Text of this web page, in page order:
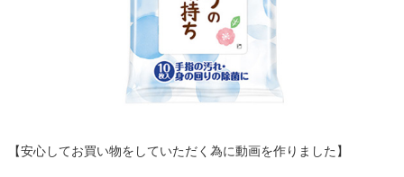
【安心してお買い物をしていただく為に動画を作りました】